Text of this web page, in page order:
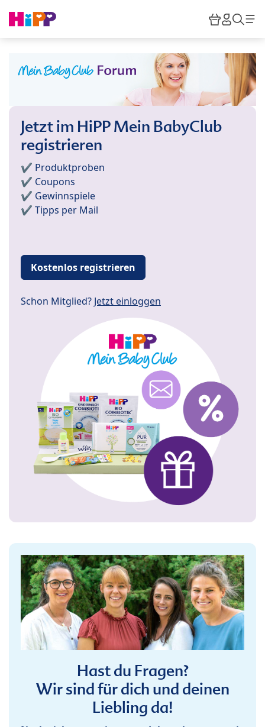
HiPP
Jetzt im HiPP Mein BabyClub
registrieren
✔️ Produktproben
✔️ Coupons
✔️ Gewinnspiele
✔️ Tipps per Mail
Kostenlos registrieren
Schon Mitglied? Jetzt einloggen
Hast du Fragen?
Wir sind für dich und deinen
Liebling da!